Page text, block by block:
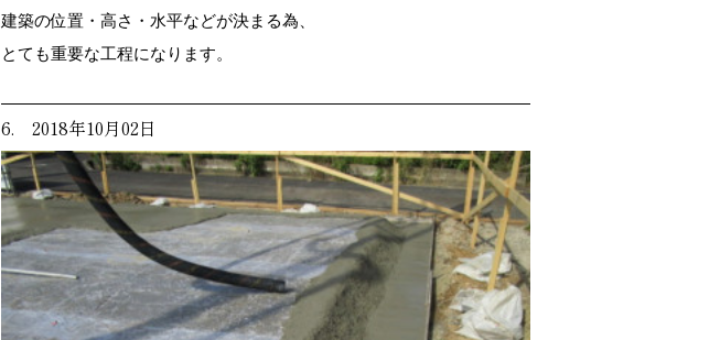
建築の位置・高さ・水平などが決まる為、
とても重要な工程になります。
6. 2018年10月02日